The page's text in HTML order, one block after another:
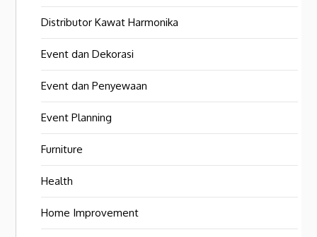
Distributor Kawat Harmonika
Event dan Dekorasi
Event dan Penyewaan
Event Planning
Furniture
Health
Home Improvement